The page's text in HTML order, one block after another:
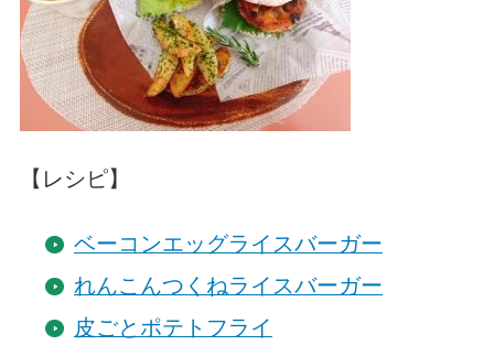
【レシピ】
ベーコンエッグライスバーガー
れんこんつくねライスバーガー
皮ごとポテトフライ